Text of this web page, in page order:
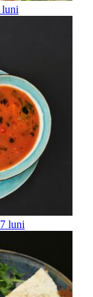
luni
7 luni